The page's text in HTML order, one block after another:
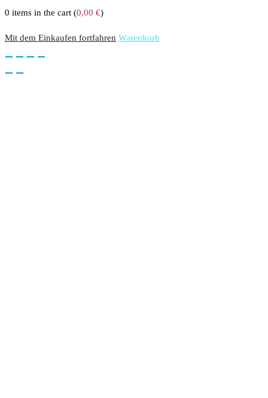
0 items in the cart (0,00 €)
Mit dem Einkaufen fortfahren Warenkorb